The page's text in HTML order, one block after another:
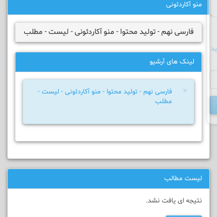
منو آکاردئونی
فارسی نهم - تولید محتوا - منو آکاردئونی - لیست - مطلب
لینک های آرشیو
×
فارسی نهم - تولید محتوا - منو آکاردئونی - لیست -
مطلب
لیست مطالب
نتیجه ای یافت نشد.